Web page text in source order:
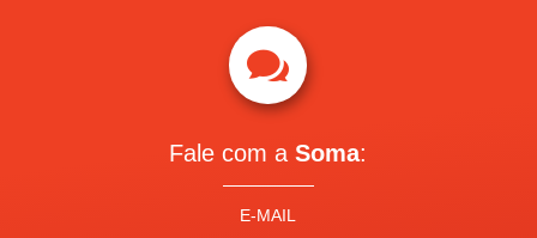

Fale com aSoma:
E-MAIL